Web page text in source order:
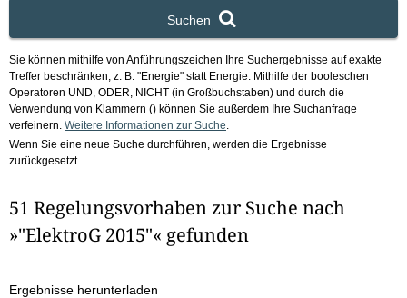
Suchen
Sie können mithilfe von Anführungszeichen Ihre Suchergebnisse auf exakte
Treffer beschränken, z. B. "Energie" statt Energie. Mithilfe der booleschen
Operatoren UND, ODER, NICHT (in Großbuchstaben) und durch die
Verwendung von Klammern () können Sie außerdem Ihre Suchanfrage
verfeinern. Weitere Informationen zur Suche
Wenn Sie eine neue Suche durchführen, werden die Ergebnisse
zurückgesetzt.
51 Regelungsvorhaben zur Suche nach
»"ElektroG 2015"« gefunden
Ergebnisse herunterladen